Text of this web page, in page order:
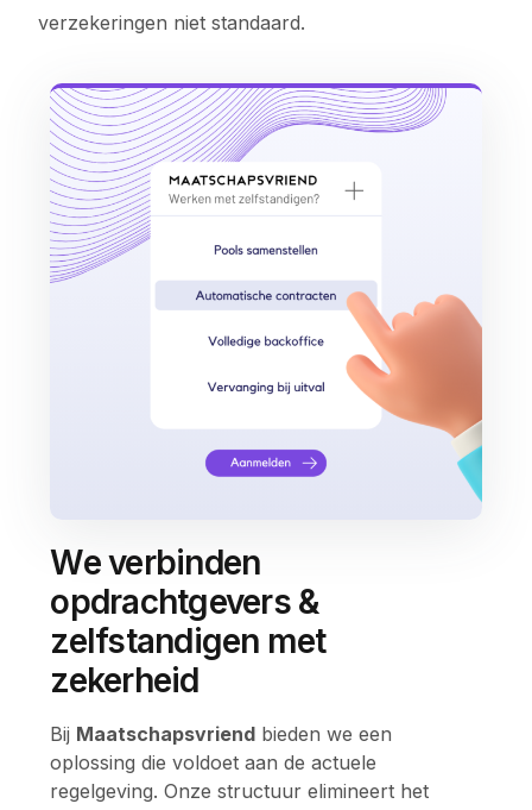
verzekeringen niet standaard.
We verbinden
opdrachtgevers &
zelfstandigen met
zekerheid
Bij Maatschapsvriend bieden we een
oplossing die voldoet aan de actuele
regelgeving. Onze structuur elimineert het